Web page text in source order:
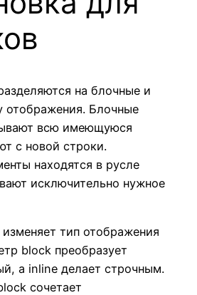
на блочные и
отображения. Блочные
всю имеющуюся
с новой строки.
находятся в русле
исключительно нужное
тип отображения
block преобразует
а inline делает строчным.
сочетает